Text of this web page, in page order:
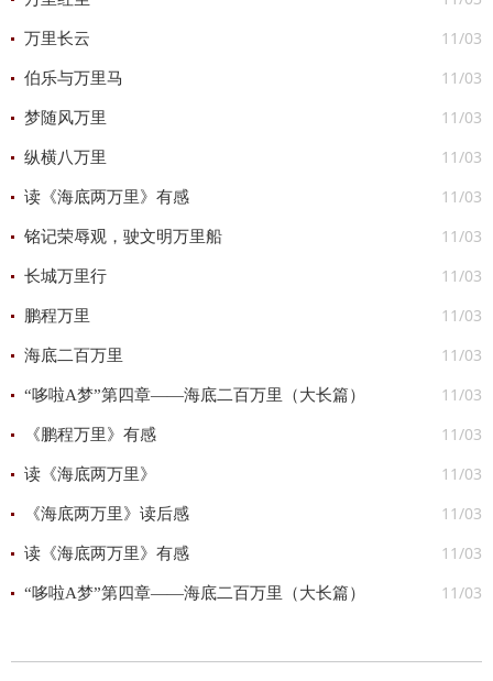
11/03
万里长云
11/03
伯乐与万里马
11/03
梦随风万里
11/03
纵横八万里
11/03
读《海底两万里》有感
11/03
铭记荣辱观，驶文明万里船
11/03
长城万里行
11/03
鹏程万里
11/03
海底二百万里
11/03
“哆啦A梦”第四章——海底二百万里（大长篇）
11/03
《鹏程万里》有感
11/03
读《海底两万里》
11/03
《海底两万里》读后感
11/03
读《海底两万里》有感
11/03
“哆啦A梦”第四章——海底二百万里（大长篇）